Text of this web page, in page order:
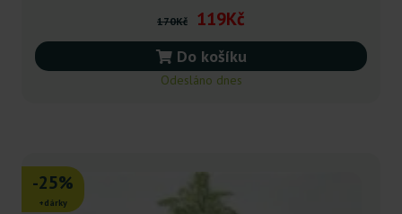
170Kč 119Kč
Do košíku
Odesláno dnes
-25%
+dárky